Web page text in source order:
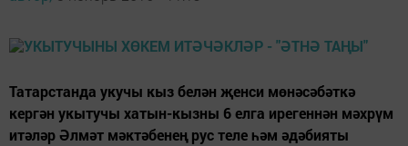
Татарстанда укучы кыз белән җенси мөнәсәбәткә
кергән укытучы хатын-кызны 6 елга ирегеннән мәхрүм
итәләр Әлмәт мәктәбенең рус теле һәм әдәбияты